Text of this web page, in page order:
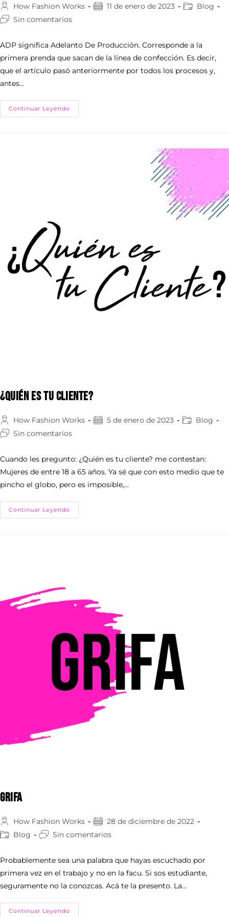
How Fashion Works 11 de enero de 2023
Blog
Sin comentarios
ADP significa Adelanto De Producción. Corresponde a la
primera prenda que sacan de la línea de confección. Es decir,
que el artículo pasó anteriormente por todos los procesos y,
antes…
Continuar Leyendo
¿Quién es tu cliente?
How Fashion Works 5 de enero de 2023
Blog
Sin comentarios
Cuando les pregunto: ¿Quién es tu cliente? me contestan:
Mujeres de entre 18 a 65 años. Ya sé que con esto medio que te
pincho el globo, pero es imposible,…
Continuar Leyendo
GRIFA
How Fashion Works
28 de diciembre de 2022
Blog
Sin comentarios
Probablemente sea una palabra que hayas escuchado por
primera vez en el trabajo y no en la facu. Si sos estudiante,
seguramente no la conozcas. Acá te la presento. La…
Continuar Leyendo